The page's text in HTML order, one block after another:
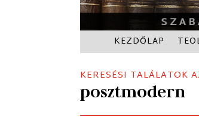
KEZDŐLAP
KERESÉSI TALÁLATOK
posztmodern